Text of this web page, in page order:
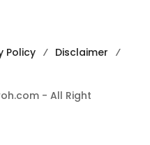
Policy
Disclaimer
- All Right